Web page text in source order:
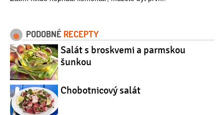
PODOBNÉ RECEPTY
Salát s broskvemi a parmskou
šunkou
Chobotnicový salát